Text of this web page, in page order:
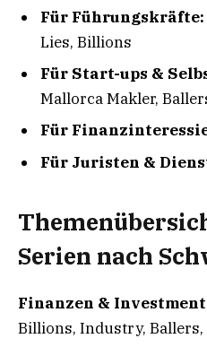
Für Führungskräfte:
Lies, Billions
Für Start-ups &
Mallorca Makler,
Für
Für Juristen &
Serien nach
Finanzen &
Billions, Industry, Ballers,